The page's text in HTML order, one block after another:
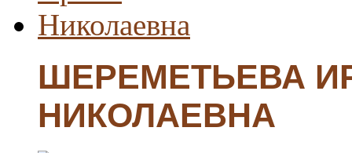
ШЕРЕМЕТЬЕВА
НИКОЛАЕВНА